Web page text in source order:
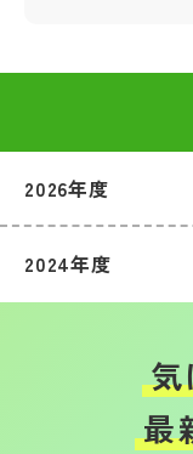
2026年度
2024年度
最